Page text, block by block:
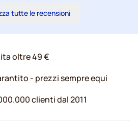
tutte le recensioni
oltre 49 €
- prezzi sempre equi
clienti dal 2011